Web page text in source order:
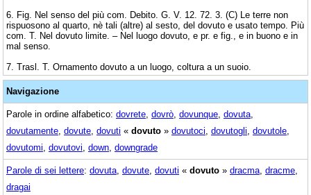
6. Fig. Nel senso del più com. Debito. G. V. 12. 72. 3. (C) Le terre non
rispuosono al quarto, nè tali (altre) al sesto, del dovuto e usato tempo. Più
com. T. Nel dovuto limite. – Nel luogo dovuto, e pr. e fig., e in buono e in
mal senso.
7. Trasl. T. Ornamento dovuto a un luogo, coltura a un suoio.
Navigazione
Parole in ordine alfabetico: dovrete dovrò dovunque dovuta
dovutamente dovute dovuti « dovuto » dovutoci dovutogli dovutole
dovutomi dovutovi down downgrade
Parole di sei lettere: dovuta dovute dovuti « dovuto » dracma dracme
dragai